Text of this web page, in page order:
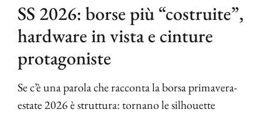
SS 2026: borse più “costruite”,
hardware in vista e cinture
protagoniste
Se c’è una parola che racconta la borsa primavera-
estate 2026 è struttura: tornano le silhouette